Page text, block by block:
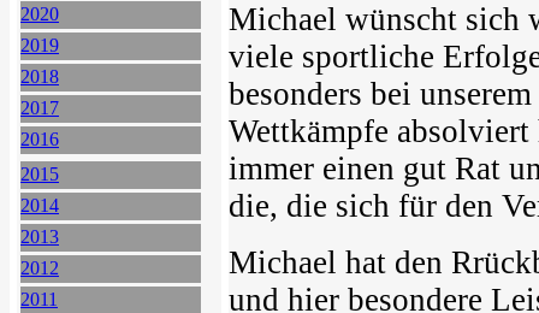
2020
2019
2018
2017
2016
2015
2014
2013
2012
2011
Michael wünscht sich
viele sportliche
besonders bei
Wettkämpfe
immer einen gut Rat
die, die sich für den
Michael hat den
und hier besondere